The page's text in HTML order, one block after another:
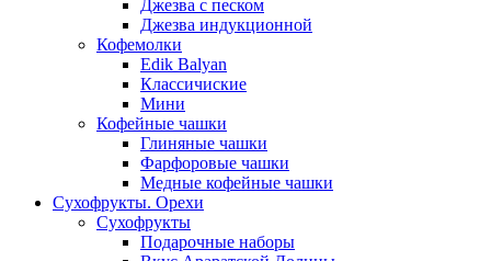
Джезва с песком
Джезва индукционной
Кофемолки
Edik Balyan
Классичиские
Мини
Кофейные чашки
Глиняные чашки
Фарфоровые чашки
Медные кофейные чашки
Сухофрукты. Орехи
Сухофрукты
Подарочные наборы